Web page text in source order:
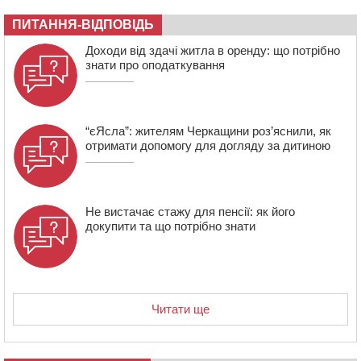
07:23 Уманські міграційники видворили з країни грузина,
який відсидів термін у колонії
ПИТАННЯ-ВІДПОВІДЬ
Доходи від здачі житла в оренду: що потрібно
знати про оподаткування
“єЯсла”: жителям Черкащини роз’яснили, як
отримати допомогу для догляду за дитиною
Не вистачає стажу для пенсії: як його
докупити та що потрібно знати
Читати ще